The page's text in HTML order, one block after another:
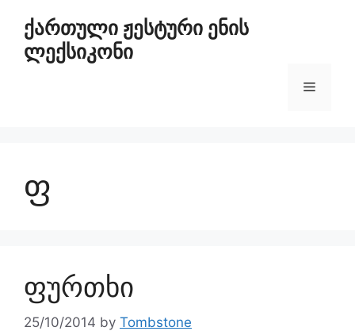
ქართული ჟესტური ენის
ლექსიკონი
ფ
ფურთხი
25/10/2014 by Tombstone